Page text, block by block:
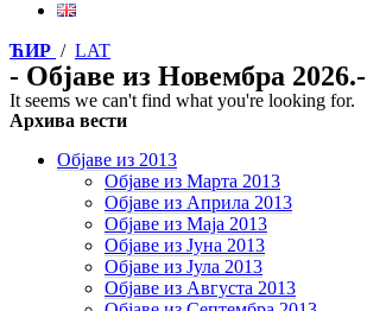
ЋИР / LAT
- Објаве из Новембра 2026.-
It seems we can't find what you're looking for.
Архива вести
Објаве из 2013
Објаве из Марта 2013
Објаве из Априла 2013
Објаве из Маја 2013
Објаве из Јунa 2013
Објаве из Јула 2013
Објаве из Августа 2013